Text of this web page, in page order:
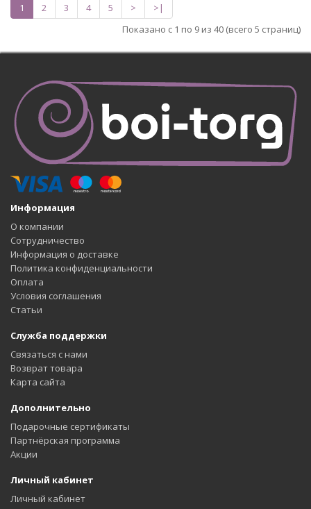
1 2 3 4 5 >
>|
Показано с 1 по 9 из 40 (всего 5 страниц)
Информация
О компании
Сотрудничество
Информация о доставке
Политика конфиденциальности
Оплата
Условия соглашения
Статьи
Служба поддержки
Связаться с нами
Возврат товара
Карта сайта
Дополнительно
Подарочные сертификаты
Партнёрская программа
Акции
Личный кабинет
Личный кабинет